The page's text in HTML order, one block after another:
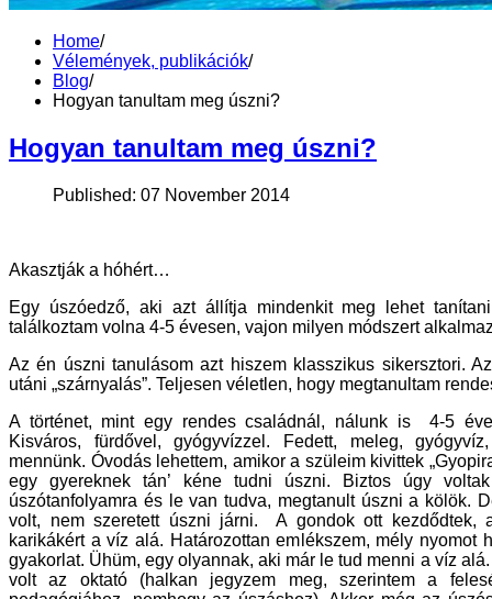
Home/
Vélemények, publikációk/
Blog/
Hogyan tanultam meg úszni?
Hogyan tanultam meg úszni?
Published: 07 November 2014
Akasztják a hóhért…
Egy úszóedző, aki azt állítja mindenkit meg lehet
találkoztam volna 4-5 évesen, vajon milyen módszert
Az én úszni tanulásom azt hiszem klasszikus sikersztori.
utáni „szárnyalás”. Teljesen véletlen, hogy megtanultam
A történet, mint egy rendes családnál, nálunk is
4-5
Kisváros, fürdővel, gyógyvízzel. Fedett, meleg,
mennünk. Óvodás lehettem, amikor a szüleim kivittek
egy gyereknek tán’ kéne tudni úszni. Biztos úgy
úszótanfolyamra és le van tudva, megtanult úszni a kölök.
volt, nem szeretett úszni járni.
A gondok ott kezdődtek,
karikákért a víz alá. Határozottan emlékszem, mély nyomot
gyakorlat. Ühüm, egy olyannak, aki már le tud menni a víz
volt az oktató (halkan jegyzem meg, szerintem a